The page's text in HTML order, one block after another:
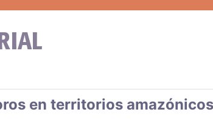
en territorios